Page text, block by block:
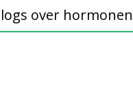
over hormonen